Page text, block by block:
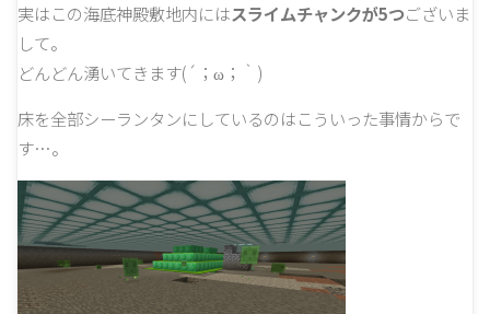
実はこの海底神殿敷地内にはスライムチャンクが5つございま
して。
どんどん湧いてきます(´；ω；｀)
床を全部シーランタンにしているのはこういった事情からで
す…。